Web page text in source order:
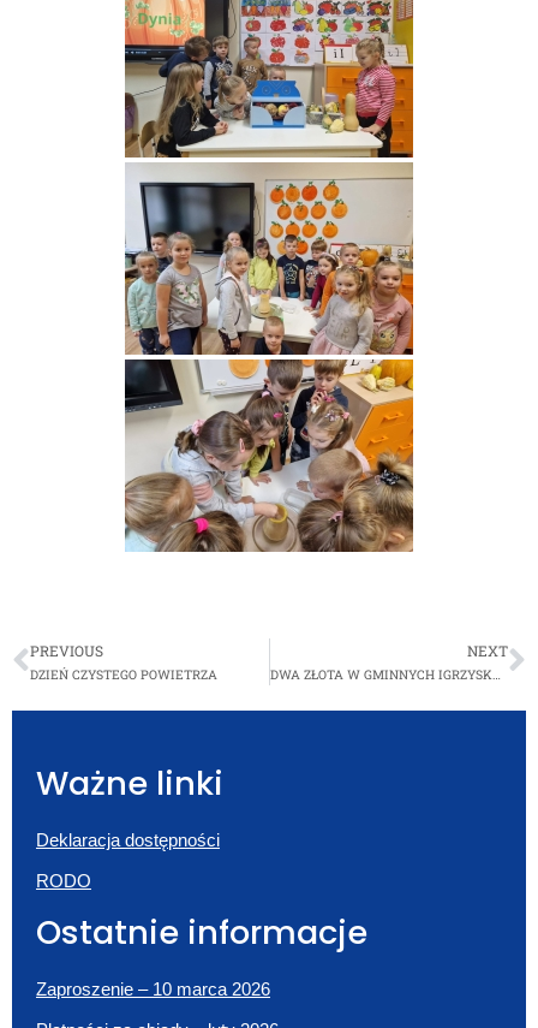
PREVIOUS
DZIEŃ CZYSTEGO POWIETRZA
NEXT
Ważne linki
Deklaracja dostępności
RODO
Ostatnie informacje
Zaproszenie – 10 marca 2026